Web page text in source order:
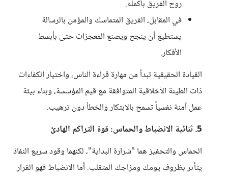
روح الفريق بأكمله.
في المقابل، الفريق المتماسك والمؤمن بالرسالة
يستطيع أن ينجح ويصنع المعجزات حتى بأبسط
الأفكار.
القيادة الحقيقية تبدأ من مهارة قراءة الناس، واختيار الكفاءات
ذات الطينة الأخلاقية المتوافقة مع قيم المؤسسة، وبناء بيئة
عمل آمنة نفسياً تسمح بالابتكار والخطأ دون ترهيب.
5. ثنائية الانضباط والحماس: قوة التراكم الهادئ
الحماس والتحفيز هما "شرارة البداية"، لكنهما وقود سريع النفاذ
يتأثر بظروف يومك ومزاجك المتقلب. أما الانضباط فهو القرار